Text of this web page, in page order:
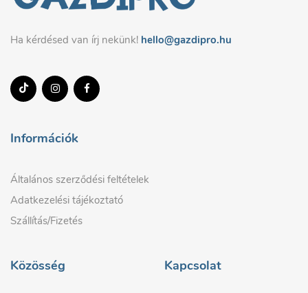
Ha kérdésed van írj nekünk! hello@gazdipro.hu
Információk
Általános szerződési feltételek
Adatkezelési tájékoztató
Szállítás/Fizetés
Közösség Kapcsolat